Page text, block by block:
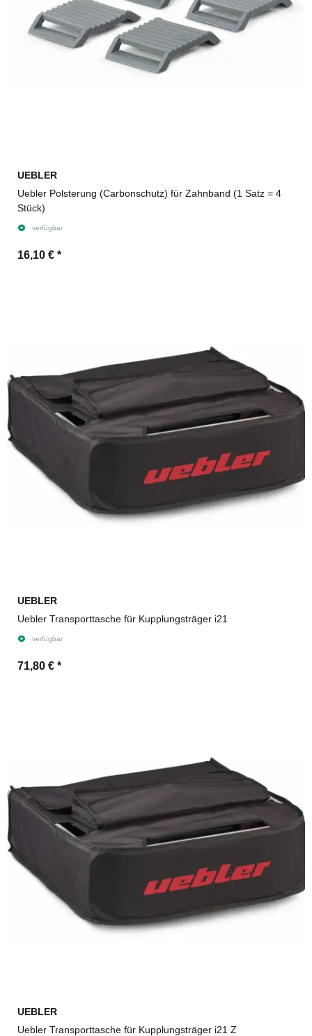
UEBLER
Uebler Polsterung (Carbonschutz) für Zahnband (1 Satz = 4
Stück)
verfügbar
16,10 € *
UEBLER
Uebler Transporttasche für Kupplungsträger i21
verfügbar
71,80 € *
UEBLER
Uebler Transporttasche für Kupplungsträger i21 Z